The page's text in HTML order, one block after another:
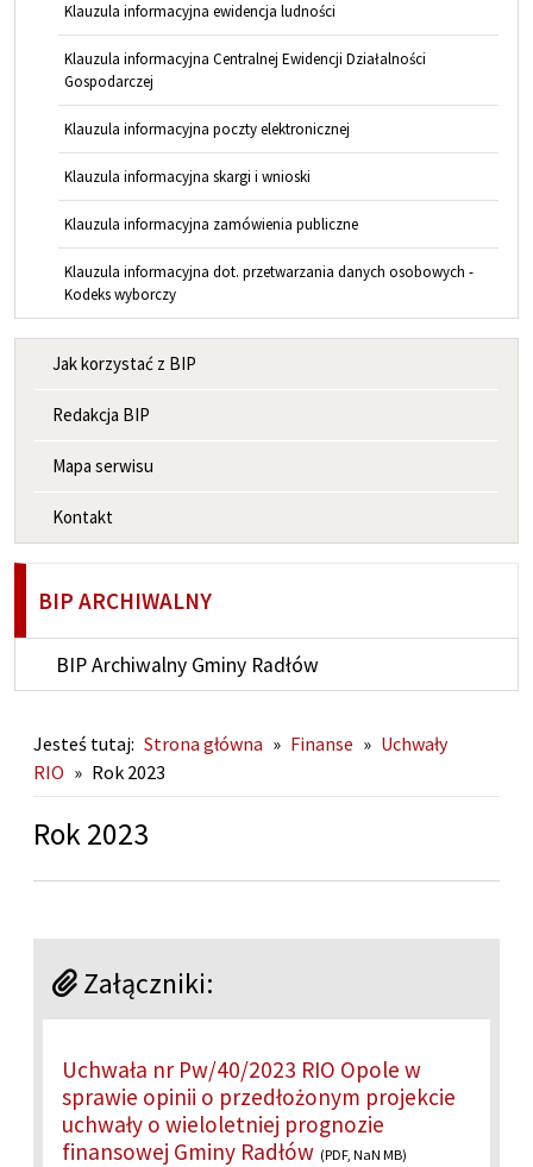
Klauzula informacyjna ewidencja ludności
Klauzula informacyjna Centralnej Ewidencji Działalności
Gospodarczej
Klauzula informacyjna poczty elektronicznej
Klauzula informacyjna skargi i wnioski
Klauzula informacyjna zamówienia publiczne
Klauzula informacyjna dot. przetwarzania danych osobowych -
Kodeks wyborczy
MENU INFORMACYJNE
Jak korzystać z BIP
Redakcja BIP
Mapa serwisu
Kontakt
BIP ARCHIWALNY
BIP Archiwalny Gminy Radłów
Jesteś tutaj: Strona główna » Finanse » Uchwały
RIO » Rok 2023
Rok 2023
Załączniki:
Uchwała nr Pw/40/2023 RIO Opole w
sprawie opinii o przedłożonym projekcie
uchwały o wieloletniej prognozie
finansowej Gminy Radłów (PDF, NaN MB)